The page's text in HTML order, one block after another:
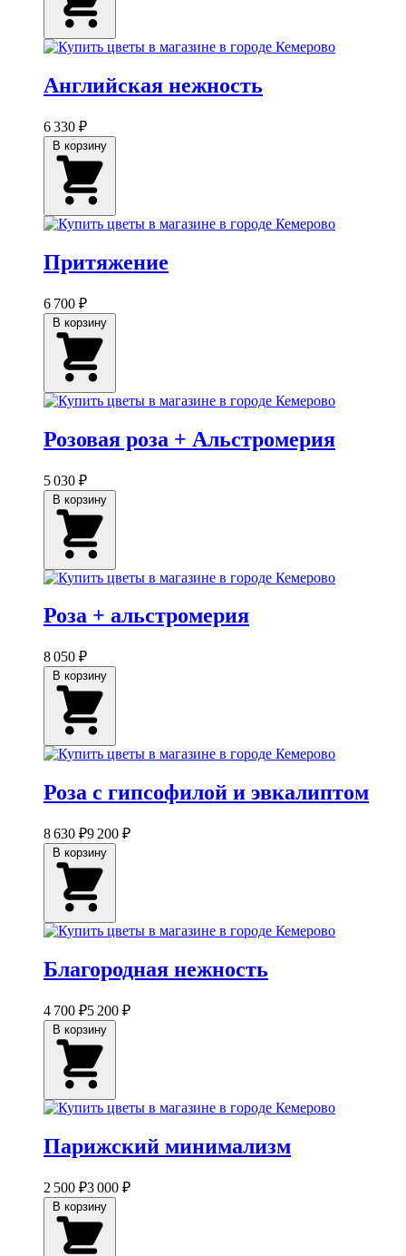
Английская нежность
6 330 ₽
Притяжение
6 700 ₽
Розовая роза + Альстромерия
5 030 ₽
Роза + альстромерия
8 050 ₽
Роза с гипсофилой и эвкалиптом
8 630 ₽9 200 ₽
Благородная нежность
4 700 ₽5 200 ₽
Парижский минимализм
2 500 ₽3 000 ₽